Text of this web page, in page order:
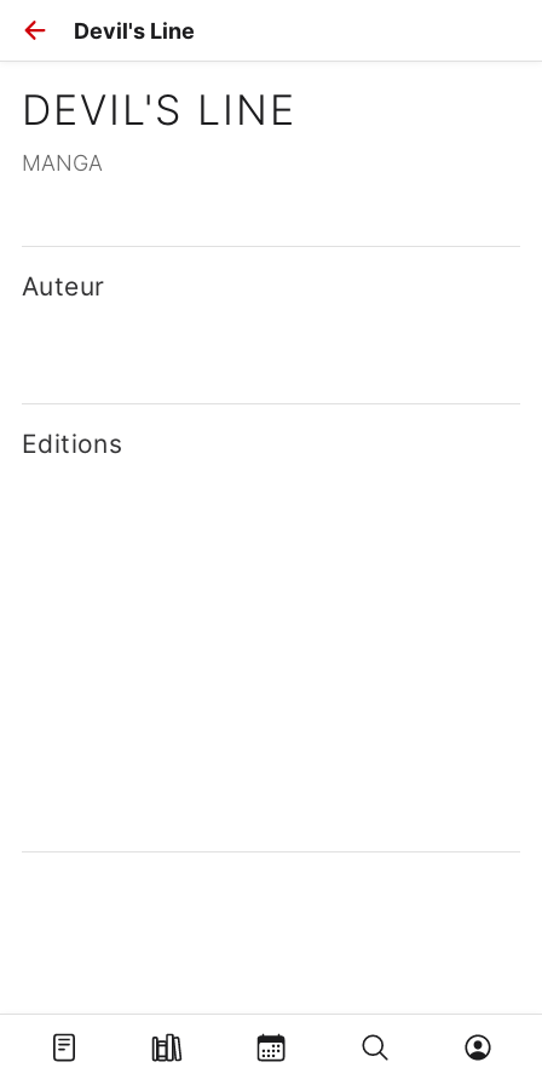
Devil's Line
DEVIL'S LINE
MANGA
Auteur
Editions